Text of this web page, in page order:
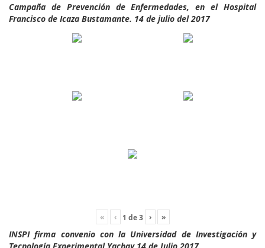
Campaña de Prevención de Enfermedades, en el Hospital
Francisco de Icaza Bustamante. 14 de julio del 2017
« ‹ 1 de3 › »
INSPI firma convenio con la Universidad de Investigación y